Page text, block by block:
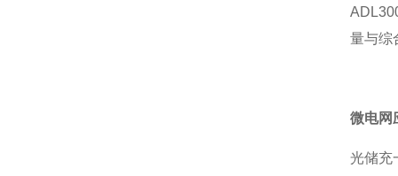
量与综
微电网
光储充